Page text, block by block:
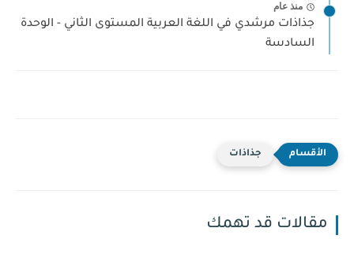
منذ عام
جذاذات مرشدي في اللغة العربية المستوى الثاني - الوحدة
السادسة
جذاذات
مقالات قد تهمك